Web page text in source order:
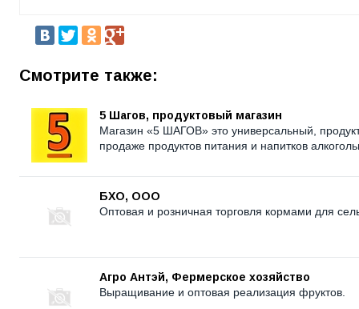
Смотрите также:
5 Шагов, продуктовый магазин
Магазин «5 ШАГОВ» это универсальный,
продаже продуктов питания и напитков
БХО, ООО
Оптовая и розничная торговля кормами для
Агро Антэй, Фермерское хозяйство
Выращивание и оптовая реализация фруктов.